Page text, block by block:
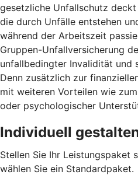
gesetzliche Unfallschutz
die durch Unfälle entstehen
während der Arbeitszeit
Gruppen-Unfallversicherung
unfallbedingter Invalidität und
Denn zusätzlich zur
mit weiteren Vorteilen wie
oder psychologischer
Individuell
Stellen Sie Ihr Leistungspaket
wählen Sie ein Standardpaket.